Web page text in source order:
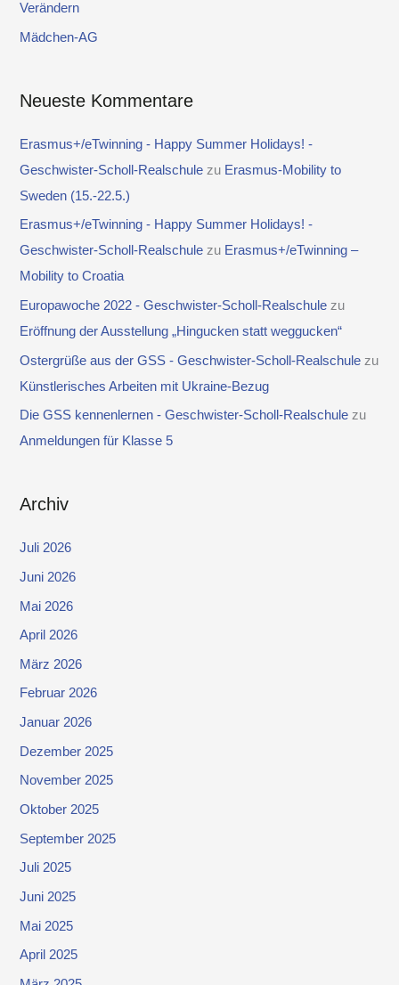
h
:
Verändern
Mädchen-AG
Neueste Kommentare
Erasmus+/eTwinning - Happy Summer Holidays! -
Geschwister-Scholl-Realschule zu Erasmus-Mobility to
Sweden (15.-22.5.)
Erasmus+/eTwinning - Happy Summer Holidays! -
Geschwister-Scholl-Realschule zu Erasmus+/eTwinning –
Mobility to Croatia
Europawoche 2022 - Geschwister-Scholl-Realschule zu
Eröffnung der Ausstellung „Hingucken statt weggucken“
Ostergrüße aus der GSS - Geschwister-Scholl-Realschule zu
Künstlerisches Arbeiten mit Ukraine-Bezug
Die GSS kennenlernen - Geschwister-Scholl-Realschule zu
Anmeldungen für Klasse 5
Archiv
Juli 2026
Juni 2026
Mai 2026
April 2026
März 2026
Februar 2026
Januar 2026
Dezember 2025
November 2025
Oktober 2025
September 2025
Juli 2025
Juni 2025
Mai 2025
April 2025